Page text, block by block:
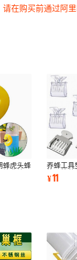
在购买前通过阿
蜂虎头蜂
收蜂器
养蜂工具
签王笼
捕手蜂王
¥11